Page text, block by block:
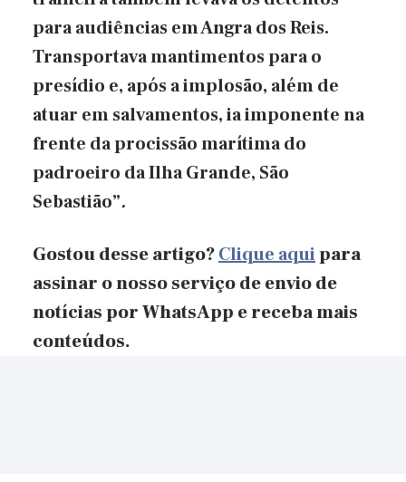
para audiências em Angra dos Reis.
Transportava mantimentos para o
presídio e, após a implosão, além de
atuar em salvamentos, ia imponente na
frente da procissão marítima do
padroeiro da Ilha Grande, São
Sebastião”.
Gostou desse artigo?Clique aquipara
assinar o nosso serviço de envio de
notícias por WhatsApp e receba mais
conteúdos.